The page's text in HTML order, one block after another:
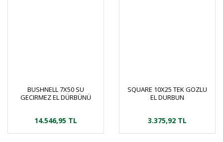
BUSHNELL 7X50 SU
GECIRMEZ EL DÜRBÜNÜ
14.546,95 TL
SQUARE 10X25 TEK GOZLU
EL DURBUN
3.375,92 TL